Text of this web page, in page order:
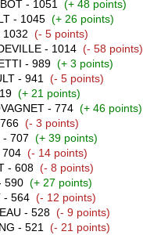
- 1051 (+ 48 points)
- 1045 (+ 26 points)
1032 (- 5 points)
- 1014 (- 58 points)
- 989 (+ 3 points)
- 941 (- 5 points)
(+ 21 points)
- 774 (+ 46 points)
(- 3 points)
- 707 (+ 39 points)
704 (- 14 points)
- 608 (- 8 points)
590 (+ 27 points)
- 564 (- 12 points)
- 528 (- 9 points)
- 521 (- 21 points)